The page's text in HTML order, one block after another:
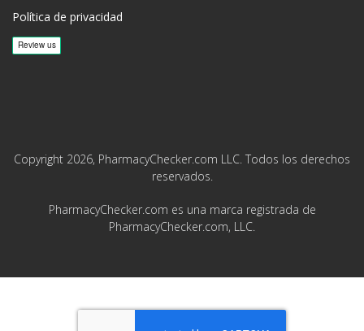
Política de privacidad
Copyright 2026, PharmacyChecker.com LLC. Todos los derechos
reservados.
PharmacyChecker.com es una marca registrada de
PharmacyChecker.com, LLC.